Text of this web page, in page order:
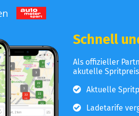
Schnell
Als offizieller
akutelle
Aktuelle
Ladetarife